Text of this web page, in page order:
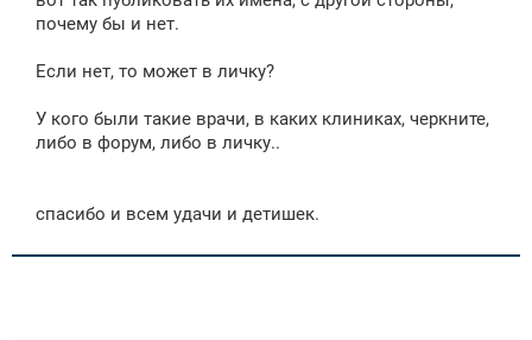
почему бы и нет.
Если нет, то может в личку?
У кого были такие врачи, в каких клиниках, черкните,
либо в форум, либо в личку..
спасибо и всем удачи и детишек.